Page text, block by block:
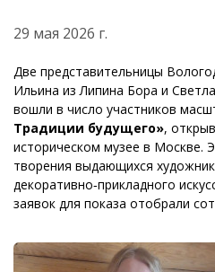
29 мая 2026 г.
Две представительницы
Ильина из Липина Бора и
вошли в число участников
Традиции будущего»,
историческом музее в Москве.
творения выдающихся
декоративно‑прикладного
заявок для показа отобрали